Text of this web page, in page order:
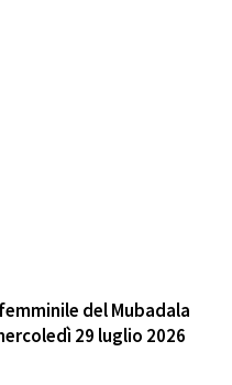
del Mubadala
29 luglio 2026